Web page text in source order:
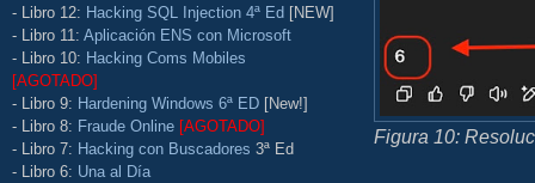
- Libro 12: Hacking SQL Injection 4ª Ed [NEW]
- Libro 11: Aplicación ENS con Microsoft
- Libro 10: Hacking Coms Mobiles
[AGOTADO]
- Libro 9: Hardening Windows 6ª ED [New!]
- Libro 8: Fraude Online [AGOTADO]
- Libro 7: Hacking con Buscadores 3ª Ed
- Libro 6: Una al Día
Figura 10: